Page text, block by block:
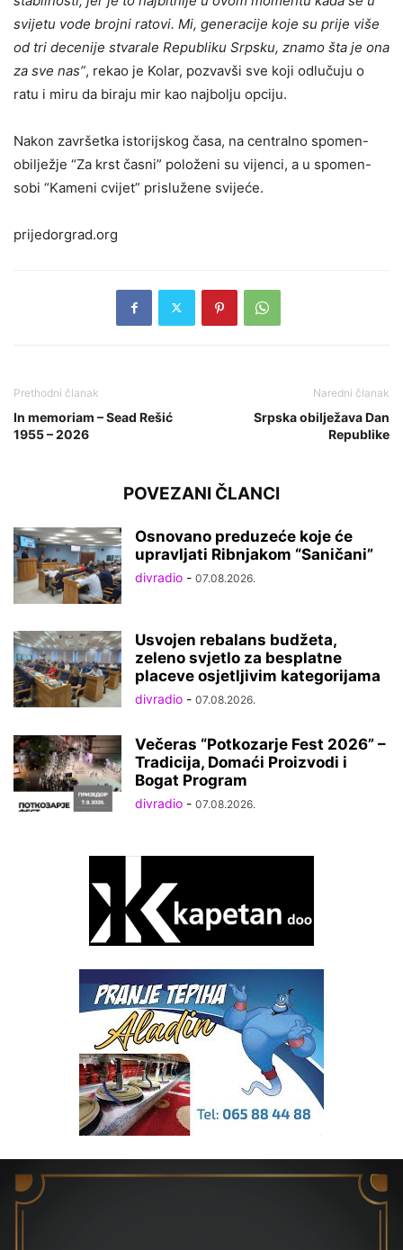
svijetu vode brojni ratovi. Mi, generacije koje su prije više
od tri decenije stvarale Republiku Srpsku, znamo šta je ona
za sve nas”, rekao je Kolar, pozvavši sve koji odlučuju o
ratu i miru da biraju mir kao najbolju opciju.
Nakon završetka istorijskog časa, na centralno spomen-
obilježje “Za krst časni” položeni su vijenci, a u spomen-
sobi “Kameni cvijet” prislužene svijeće.
prijedorgrad.org
Prethodni članak
In memoriam – Sead Rešić
1955 – 2026
Naredni članak
Srpska obilježava Dan
Republike
POVEZANI ČLANCI
Osnovano preduzeće koje će
upravljati Ribnjakom “Saničani”
divradio - 07.08.2026.
Usvojen rebalans budžeta,
zeleno svjetlo za besplatne
placeve osjetljivim kategorijama
divradio - 07.08.2026.
Večeras “Potkozarje Fest 2026” –
Tradicija, Domaći Proizvodi i
Bogat Program
divradio - 07.08.2026.